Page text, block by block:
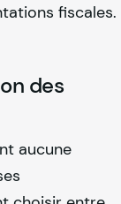
fiscales.
des
aucune